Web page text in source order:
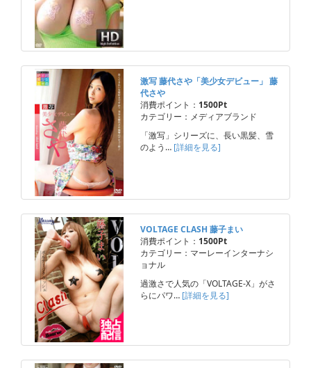
激写 藤代さや「美少女デビュー」 藤
代さや
消費ポイント： 1500Pt
カテゴリー：メディアブランド
「激写」シリーズに、長い黒髪、雪
のよう… [詳細を見る]
VOLTAGE CLASH 藤子まい
消費ポイント： 1500Pt
カテゴリー：マーレーインターナシ
ョナル
過激さで人気の「VOLTAGE-X」がさ
らにパワ… [詳細を見る]